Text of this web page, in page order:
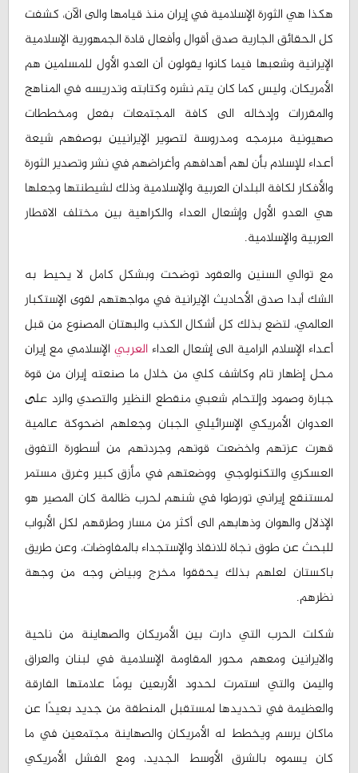
هكذا هي الثورة الإسلامية في إيران منذ قيامها والى الآن، كشفت
كل الحقائق الجارية صدق أقوال وأفعال قادة الجمهورية الإسلامية
الإيرانية وشعبها فيما كانوا يقولون أن العدو الأول للمسلمين هم
الأمريكان، وليس كما كان يتم نشره وكتابته وتدريسه في المناهج
والمقررات وإدخاله الى كافة المجتمعات بفعل ومخططات
صهيونية مبرمجه ومدروسة لتصوير الإيرانيين بوصفهم شيعة
أعداء للإسلام بأن لهم أهدافهم وأغراضهم في نشر وتصدير الثورة
والأفكار لكافة البلدان العربية والإسلامية وذلك لشيطنتها وجعلها
هي العدو الأول وإشعال العداء والكراهية بين مختلف الاقطار
العربية والإسلامية.
مع توالي السنين والعقود توضحت وبشكل كامل لا يحيط به
الشك أبدا صدق الأحاديث الإيرانية في مواجهتهم لقوى الإستكبار
العالمي، لتضع بذلك كل أشكال الكذب والبهتان المصنوع من قبل
أعداء الإسلام الرامية الى إشعال العداءالعربي الإسلامي مع إيران
محل إظهار تام وكاشف كلي من خلال ما صنعته إيران من قوة
جبارة وصمود وإلتحام شعبي منقطع النظير والتصدي والرد على
العدوان الأمريكي الإسرائيلي الجبان وجعلهم اضحوكة عالمية
قهرت عزتهم واخضعت قوتهم وجردتهم من أسطورة التفوق
العسكري والتكنولوجي ووضعتهم في مأزق كبير وغرق مستمر
لمستنقع إيراني تورطوا في شنهم لحرب ظالمة كان المصير هو
الإذلال والهوان وذهابهم الى أكثر من مسار وطرقهم لكل الأبواب
للبحث عن طوق نجاة للانقاذ والإستجداء بالمفاوضات، وعن طريق
باكستان لعلهم بذلك يحققوا مخرج وبياض وجه من وجهة
نظرهم.
شكلت الحرب التي دارت بين الأمريكان والصهاينة من ناحية
والايرانين ومعهم محور المقاومة الإسلامية في لبنان والعراق
واليمن والتي استمرت لحدود الأربعين يومًا علامتها الفارقة
والعظيمة في تحديدها لمستقبل المنطقة من جديد بعيدًا عن
ماكان يرسم ويخطط له الأمريكان والصهاينة مجتمعين في ما
كان يسموه بالشرق الأوسط الجديد، ومع الفشل الأمريكي